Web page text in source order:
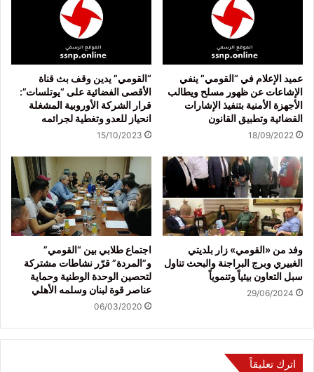
عميد الإعلام في “القومي” ينفي
الإشاعات عن ظهور مسلح ويطالب
الأجهزة الأمنية بتنفيذ الإشارات
القضائية وتطبيق القانون
18/09/2022
“القومي” يدين وقف بث قناة
الأقصى الفضائية على “يوتلسات”:
قرار الشركة الأوروبية المشغلة
انحياز للعدو وتغطية لجرائمه
15/10/2023
وفد من «القومي» زار بلديتي
الغبيري وبرج البراجنة والبحث تناول
سبل التعاون بيئياً وتنموياً
29/06/2024
اجتماع طلابي بين “القومي”
و”المردة” قرّر نشاطات مشتركة
لتحصين الوحدة الوطنية وحماية
عناصر قوة لبنان وسلمه الأهلي
06/03/2020
اترك تعليقاً